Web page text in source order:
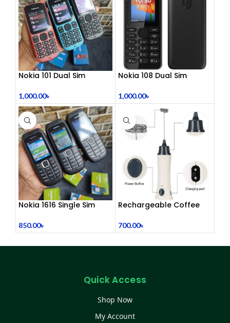
Nokia 101 Dual Sim
1,000.00৳
Nokia 108 Dual Sim
1,000.00৳
Nokia 1616 Single Sim
850.00৳
Rechargeable Coffee
Foamer.
700.00৳
Quick Access
Shop Now
My Account